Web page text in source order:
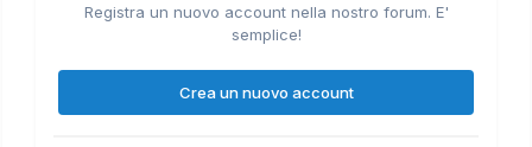
Registra un nuovo account nella nostro forum. E'
semplice!
Crea un nuovo account